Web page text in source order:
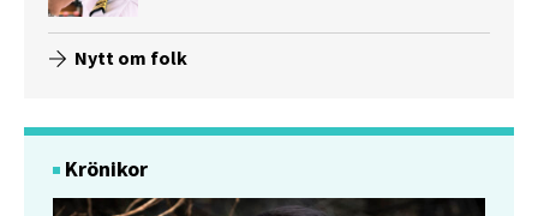
Nytt om folk
Krönikor